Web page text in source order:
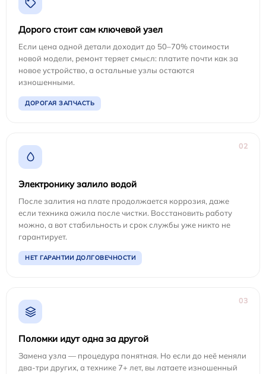
Дорого стоит сам ключевой узел
Если цена одной детали доходит до 50–70% стоимости
новой модели, ремонт теряет смысл: платите почти как за
новое устройство, а остальные узлы остаются
изношенными.
ДОРОГАЯ ЗАПЧАСТЬ
02
Электронику залило водой
После залития на плате продолжается коррозия, даже
если техника ожила после чистки. Восстановить работу
можно, а вот стабильность и срок службы уже никто не
гарантирует.
НЕТ ГАРАНТИИ ДОЛГОВЕЧНОСТИ
03
Поломки идут одна за другой
Замена узла — процедура понятная. Но если до неё меняли
два-три других, а технике 7+ лет, вы латаете изношенный